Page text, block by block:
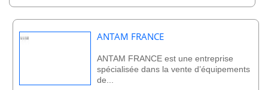
ANTAM FRANCE
ANTAM FRANCE est une entreprise
spécialisée dans la vente d’équipements
de...